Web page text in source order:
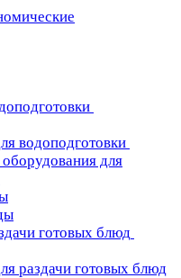
водоподготовки
для
готовых блюд
раздачи готовых блюд